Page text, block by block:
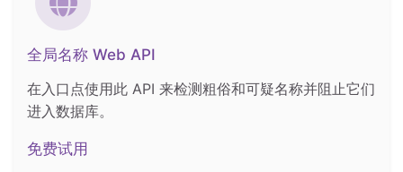
全局名称 Web API
在入口点使用此 API 来检测粗俗和可疑名称并阻止它们
进入数据库。
免费试用